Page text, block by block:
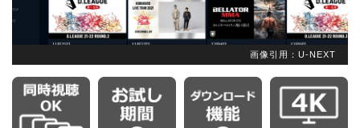
画像引用：U-NEXT